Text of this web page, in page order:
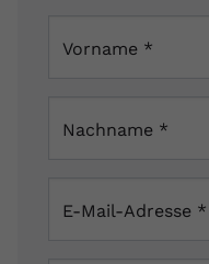
Vorname *
Nachname *
E-Mail-Adresse *